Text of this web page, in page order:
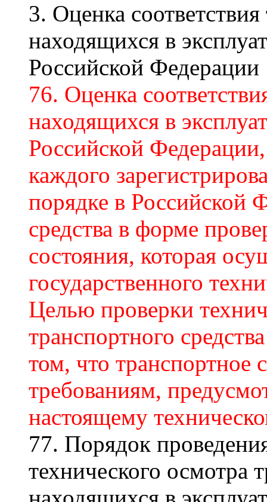
3. Оценка
находящихся в
Российской Федерации
76. Оценка
находящихся в
Российской
каждого
порядке в Российской
средства в форме
состояния, которая
государственного
Целью проверки
транспортного
том, что транспортное
требованиям,
настоящему
77. Порядок
технического осмотра